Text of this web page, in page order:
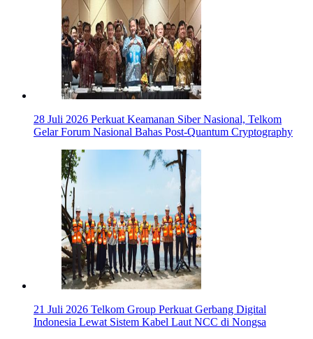
28 Juli 2026 Perkuat Keamanan Siber Nasional, Telkom
Gelar Forum Nasional Bahas Post-Quantum Cryptography
21 Juli 2026 Telkom Group Perkuat Gerbang Digital
Indonesia Lewat Sistem Kabel Laut NCC di Nongsa